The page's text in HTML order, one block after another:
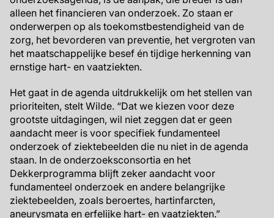
alleen het financieren van onderzoek. Zo staan er
onderwerpen op als toekomstbestendigheid van de
zorg, het bevorderen van preventie, het vergroten van
het maatschappelijke besef én tijdige herkenning van
ernstige hart- en vaatziekten.
Het gaat in de agenda uitdrukkelijk om het stellen van
prioriteiten, stelt Wilde. “Dat we kiezen voor deze
grootste uitdagingen, wil niet zeggen dat er geen
aandacht meer is voor specifiek fundamenteel
onderzoek of ziektebeelden die nu niet in de agenda
staan. In de onderzoeksconsortia en het
Dekkerprogramma blijft zeker aandacht voor
fundamenteel onderzoek en andere belangrijke
ziektebeelden, zoals beroertes, hartinfarcten,
aneurysmata en erfelijke hart- en vaatziekten.”